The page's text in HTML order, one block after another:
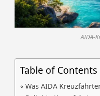
AIDA-
Table of Contents
Was AIDA